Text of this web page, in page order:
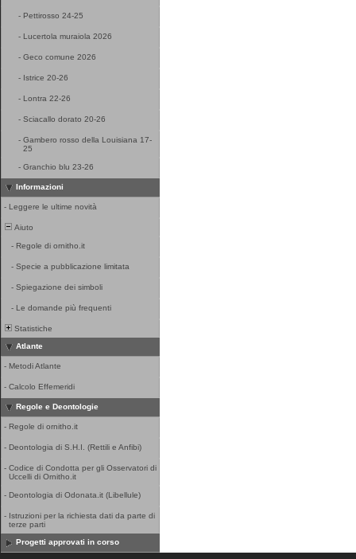
- Pettirosso 24-25
- Lucertola muraiola 2026
- Geco comune 2026
- Istrice 20-26
- Lontra 22-26
- Sciacallo dorato 20-26
- Gambero rosso della Louisiana 17-
25
- Granchio blu 23-26
Informazioni
- Leggere le ultime novità
Aiuto
- Regole di ornitho.it
- Specie a pubblicazione limitata
- Spiegazione dei simboli
- Le domande più frequenti
Statistiche
Atlante
- Metodi Atlante
- Calcolo Effemeridi
Regole e Deontologie
- Regole di ornitho.it
- Deontologia di S.H.I. (Rettili e Anfibi)
- Codice di Condotta per gli Osservatori di
Uccelli di Ornitho.it
- Deontologia di Odonata.it (Libellule)
- Istruzioni per la richiesta dati da parte di
terze parti
Progetti approvati in corso